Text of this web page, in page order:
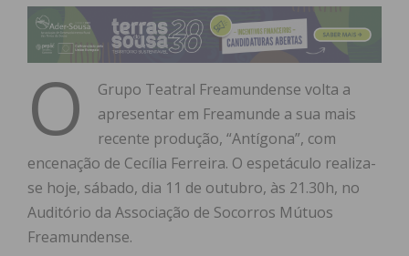
O
Grupo Teatral Freamundense volta a
apresentar em Freamunde a sua mais
recente produção, “Antígona”, com
encenação de Cecília Ferreira. O espetáculo realiza-
se hoje, sábado, dia 11 de outubro, às 21.30h, no
Auditório da Associação de Socorros Mútuos
Freamundense.